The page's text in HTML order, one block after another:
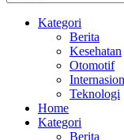
Kategori
Berita
Kesehatan
Otomotif
Teknologi
Home
Kategori
Berita